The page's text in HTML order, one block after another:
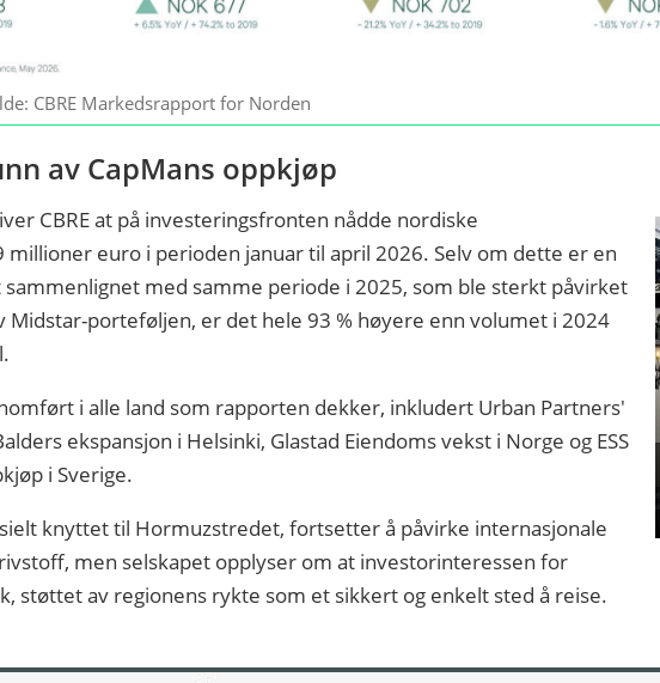
CBRE Markedsrapport for Norden
av CapMans oppkjøp
CBRE at på investeringsfronten nådde nordiske
euro i perioden januar til april 2026. Selv om dette er en
sammenlignet med samme periode i 2025, som ble sterkt påvirket
Midstar-porteføljen, er det hele 93 % høyere enn volumet i 2024
i alle land som rapporten dekker, inkludert Urban Partners'
ekspansjon i Helsinki, Glastad Eiendoms vekst i Norge og ESS
i Sverige.
knyttet til Hormuzstredet, fortsetter å påvirke internasjonale
men selskapet opplyser om at investorinteressen for
støttet av regionens rykte som et sikkert og enkelt sted å reise.